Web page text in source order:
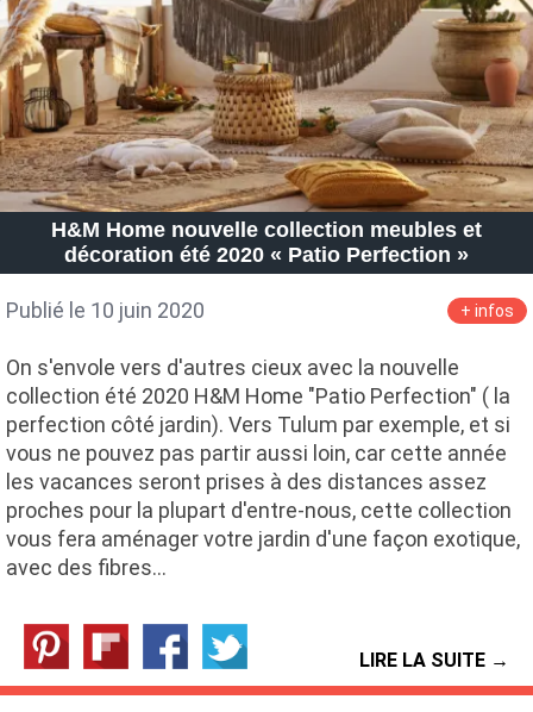
H&M Home nouvelle collection meubles et
décoration été 2020 « Patio Perfection »
Publié le 10 juin 2020 + infos
On s'envole vers d'autres cieux avec la nouvelle
collection été 2020 H&M Home "Patio Perfection" ( la
perfection côté jardin). Vers Tulum par exemple, et si
vous ne pouvez pas partir aussi loin, car cette année
les vacances seront prises à des distances assez
proches pour la plupart d'entre-nous, cette collection
vous fera aménager votre jardin d'une façon exotique,
avec des fibres…
LIRE LA SUITE →